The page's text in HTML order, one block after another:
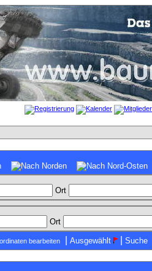
Ort
Ort
bearbeiten Ausgewählt Suche